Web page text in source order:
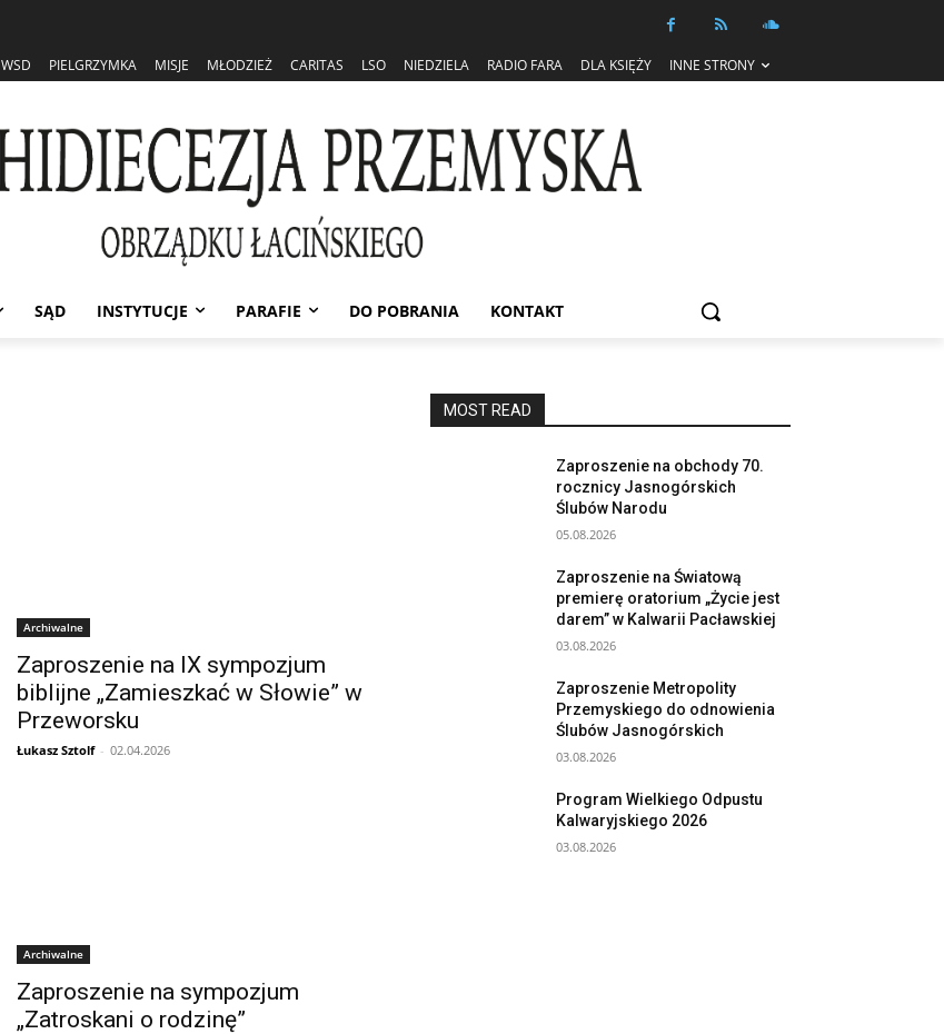
WSD PIELGRZYMKA MISJE MŁODZIEŻ CARITAS LSO NIEDZIELA RADIO FARA DLA KSIĘŻY INNE STRONY
SĄD INSTYTUCJE PARAFIE DO POBRANIA KONTAKT
Archiwalne
Zaproszenie na IX sympozjum
biblijne „Zamieszkać w Słowie” w
Przeworsku
Łukasz Sztolf - 02.04.2026
Archiwalne
Zaproszenie na sympozjum
„Zatroskani o rodzinę”
MOST READ
Zaproszenie na obchody 70.
rocznicy Jasnogórskich
Ślubów Narodu
05.08.2026
Zaproszenie na Światową
premierę oratorium „Życie jest
darem” w Kalwarii Pacławskiej
03.08.2026
Zaproszenie Metropolity
Przemyskiego do odnowienia
Ślubów Jasnogórskich
03.08.2026
Program Wielkiego Odpustu
Kalwaryjskiego 2026
03.08.2026